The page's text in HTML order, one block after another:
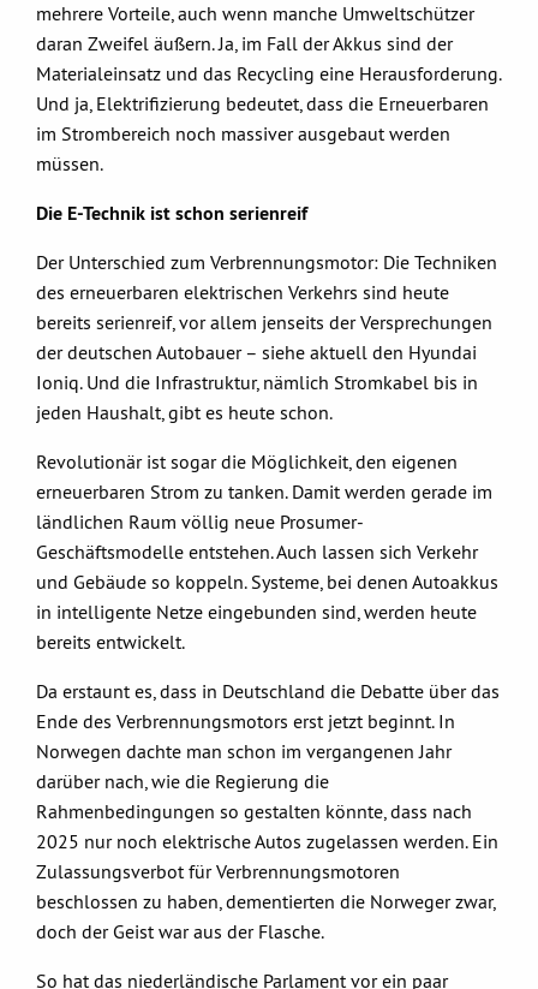
mehrere Vorteile, auch wenn manche Umweltschützer
daran Zweifel äußern. Ja, im Fall der Akkus sind der
Materialeinsatz und das Recycling eine Herausforderung.
Und ja, Elektrifizierung bedeutet, dass die Erneuerbaren
im Strombereich noch massiver ausgebaut werden
müssen.
Die E-Technik ist schon serienreif
Der Unterschied zum Verbrennungsmotor: Die Techniken
des erneuerbaren elektrischen Verkehrs sind heute
bereits serienreif, vor allem jenseits der Versprechungen
der deutschen Autobauer – siehe aktuell den Hyundai
Ioniq. Und die Infrastruktur, nämlich Stromkabel bis in
jeden Haushalt, gibt es heute schon.
Revolutionär ist sogar die Möglichkeit, den eigenen
erneuerbaren Strom zu tanken. Damit werden gerade im
ländlichen Raum völlig neue Prosumer-
Geschäftsmodelle entstehen. Auch lassen sich Verkehr
und Gebäude so koppeln. Systeme, bei denen Autoakkus
in intelligente Netze eingebunden sind, werden heute
bereits entwickelt.
Da erstaunt es, dass in Deutschland die Debatte über das
Ende des Verbrennungsmotors erst jetzt beginnt. In
Norwegen dachte man schon im vergangenen Jahr
darüber nach, wie die Regierung die
Rahmenbedingungen so gestalten könnte, dass nach
2025 nur noch elektrische Autos zugelassen werden. Ein
Zulassungsverbot für Verbrennungsmotoren
beschlossen zu haben, dementierten die Norweger zwar,
doch der Geist war aus der Flasche.
So hat das niederländische Parlament vor ein paar